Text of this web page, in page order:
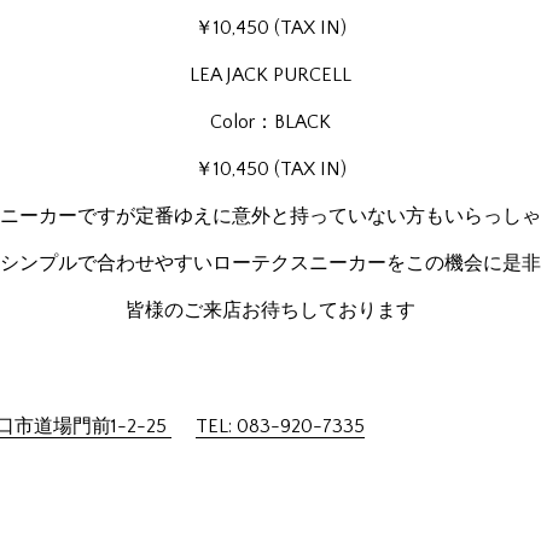
￥10,450 (TAX IN)
LEA JACK PURCELL
Color：BLACK
￥10,450 (TAX IN)
ーカーですが定番ゆえに意外と持っていない方もいらっし
シンプルで合わせやすいローテクスニーカーをこの機会に是非
皆様のご来店お待ちしております
市道場門前1-2-25 TEL: 083-920-7335